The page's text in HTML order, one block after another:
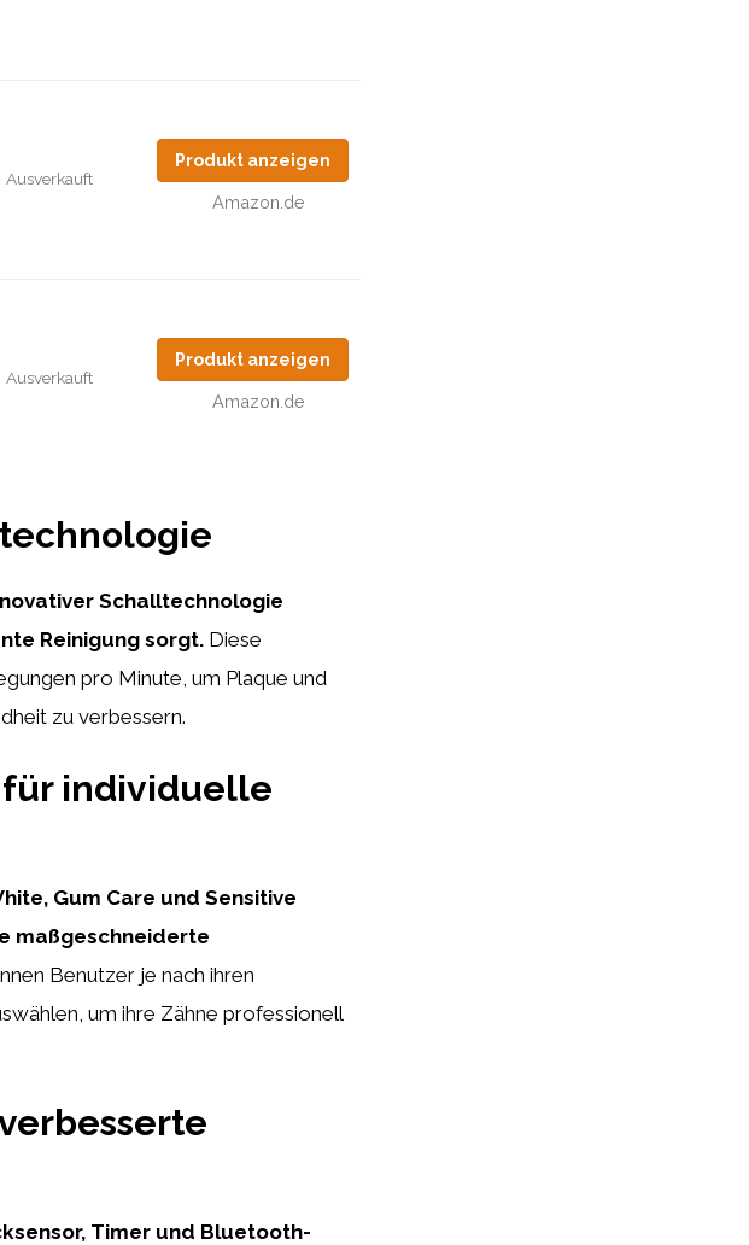
Ausverkauft
Produkt anzeigen
Amazon.de
Ausverkauft
Produkt anzeigen
Amazon.de
Schalltechnologie
Reinigung sorgt. Diese
pro Minute, um Plaque und
zu verbessern.
individuelle
Gum Care und Sensitive
maßgeschneiderte
Benutzer je nach ihren
um ihre Zähne professionell
Timer und Bluetooth-